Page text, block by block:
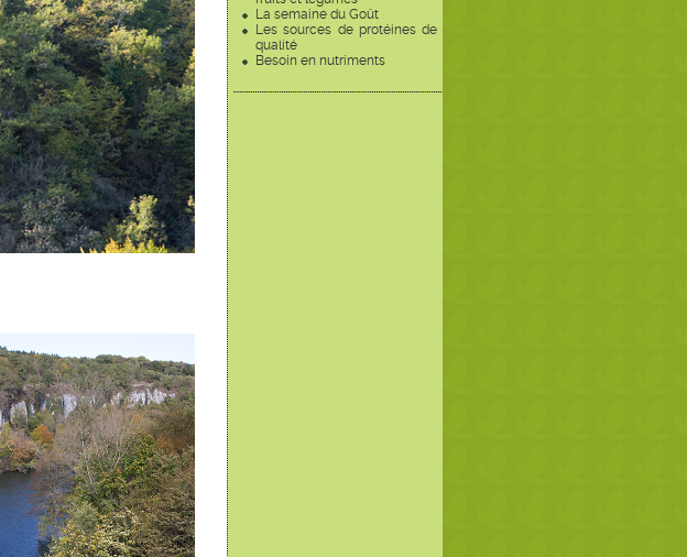
La semaine du Goût
Les sources de protéines de
qualité
Besoin en nutriments